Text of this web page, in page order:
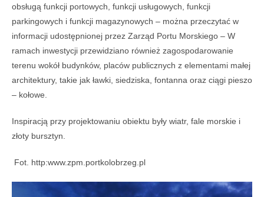
obsługą funkcji portowych, funkcji usługowych, funkcji
parkingowych i funkcji magazynowych – można przeczytać w
informacji udostępnionej przez Zarząd Portu Morskiego – W
ramach inwestycji przewidziano również zagospodarowanie
terenu wokół budynków, placów publicznych z elementami małej
architektury, takie jak ławki, siedziska, fontanna oraz ciągi pieszo
– kołowe.
Inspiracją przy projektowaniu obiektu były wiatr, fale morskie i
złoty bursztyn.
Fot. http:www.zpm.portkolobrzeg.pl